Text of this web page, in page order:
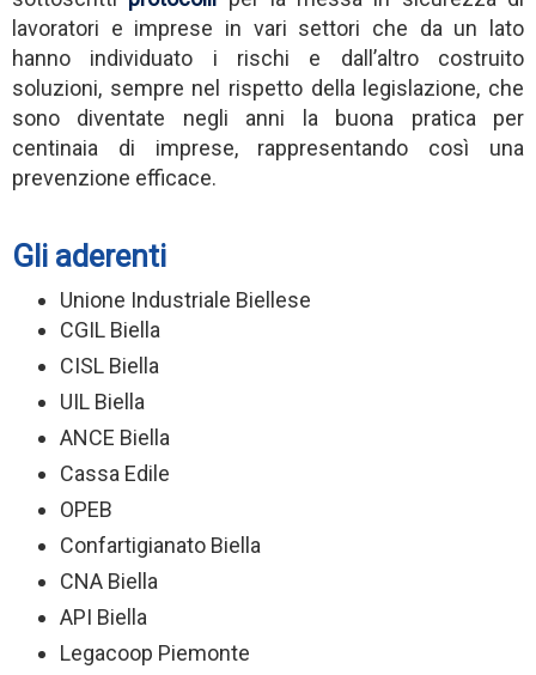
lavoratori e imprese in vari settori che da un lato
hanno individuato i rischi e dall’altro costruito
soluzioni, sempre nel rispetto della legislazione, che
sono diventate negli anni la buona pratica per
centinaia di imprese, rappresentando così una
prevenzione efficace.
Gli aderenti
Unione Industriale Biellese
CGIL Biella
CISL Biella
UIL Biella
ANCE Biella
Cassa Edile
OPEB
Confartigianato Biella
CNA Biella
API Biella
Legacoop Piemonte